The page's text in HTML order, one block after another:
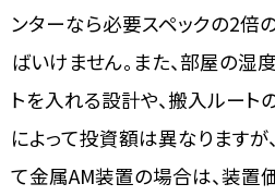
ンターなら必要スペックの2倍
ばいけません。また、部屋の
トを入れる設計や、搬入ルート
によって投資額は異なります
て金属AM装置の場合は、装置